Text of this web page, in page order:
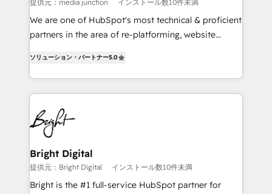
提供元：media junction インストール数10件未満
We are one of HubSpot's most technical & proficient
partners in the area of re-platforming, website
implementations for mid-market & enterprise
companies. We are woman-owned, powered by
coffee, and we ❤️ dogs. We produce award-winning
work for our clients. 🏆2023 Technical Expertise
Impact Award 🏆2022 Technical Expertise Impact
Award 🏆2022 Platform Migration Excellence Impact
Award 🏆2020 Elite Solutions Partner 🏆2019
Integrations HubSpot Impact Award 🏆2019
Marketing Enablement HubSpot Impact Award 🏆
ソリューション・パートナー5.0
Bright Digital
提供元：Bright Digital インストール数10件未満
Bright is the #1 full-service HubSpot partner for